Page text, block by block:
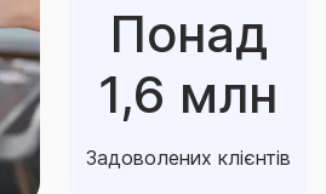
Понад
1,6 млн
Задоволених клієнтів